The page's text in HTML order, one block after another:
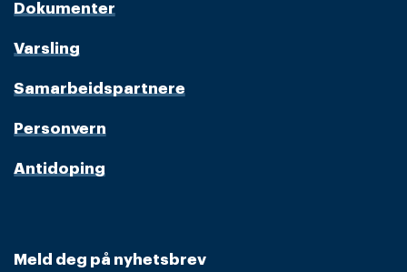
Dokumenter
Varsling
Samarbeidspartnere
Personvern
Antidoping
Meld deg på nyhetsbrev